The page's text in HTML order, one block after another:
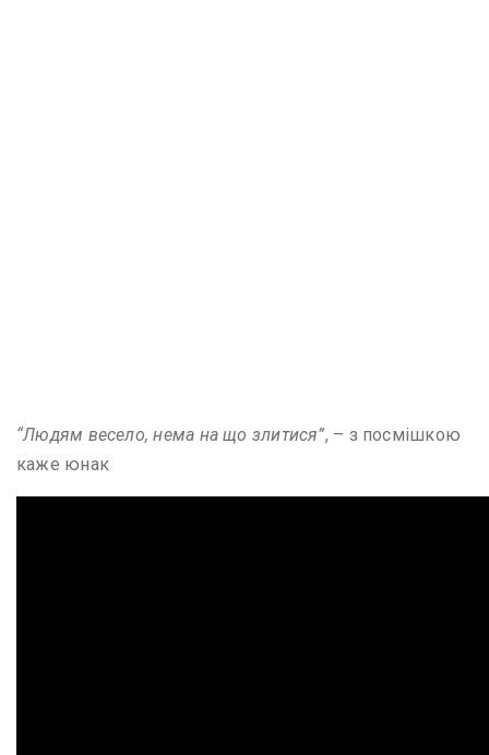
“Людям весело, нема на що злитися”, – з посмішкою
каже юнак